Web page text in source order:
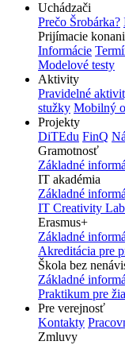
Uchádzači
Prečo Šrobárka?
Prijímacie
Informácie
Modelové testy
Aktivity
Pravidelné
stužky Mobilný
Projekty
DiTEdu FinQ
Gramotnosť
Základné
IT akadémia
Základné
IT Creativity
Erasmus+
Základné
Akreditácia pre
Škola bez
Základné
Praktikum pre
Pre verejnosť
Kontakty
Zmluvy